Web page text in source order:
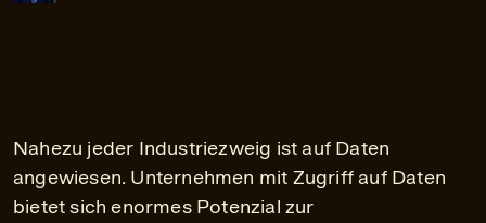
Nahezu jeder Industriezweig ist auf Daten
angewiesen. Unternehmen mit Zugriff auf Daten
bietet sich enormes Potenzial zur